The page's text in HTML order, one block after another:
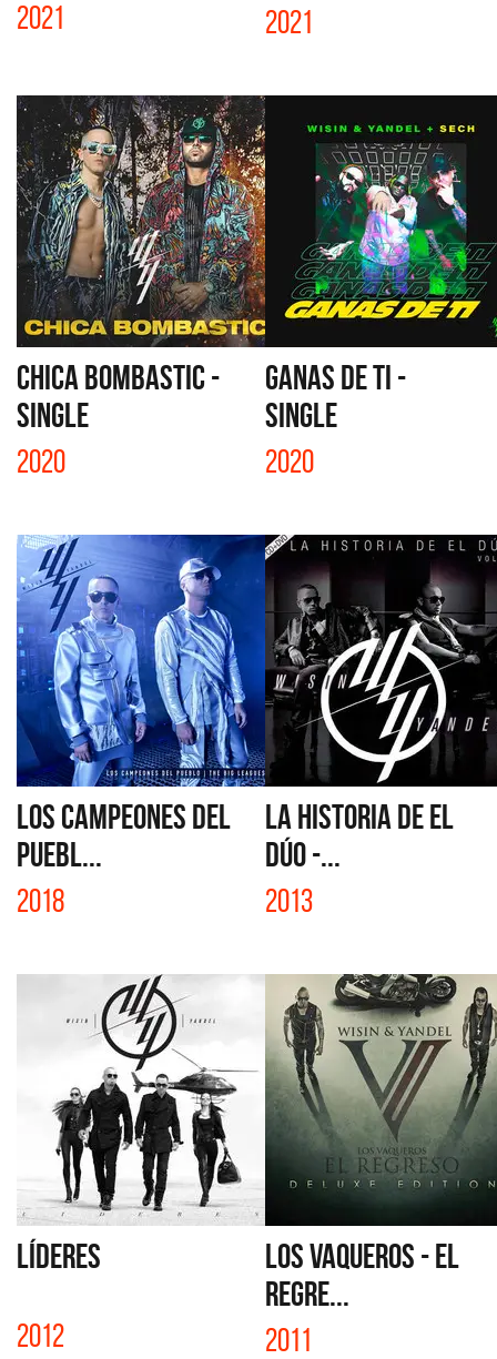
2021 2021
CHICA BOMBASTIC -
SINGLE
2020
GANAS DE TI -
SINGLE
2020
LOS CAMPEONES DEL
PUEBL...
2018
LA HISTORIA DE EL
DÚO -...
2013
LÍDERES
2012
LOS VAQUEROS - EL
REGRE...
2011